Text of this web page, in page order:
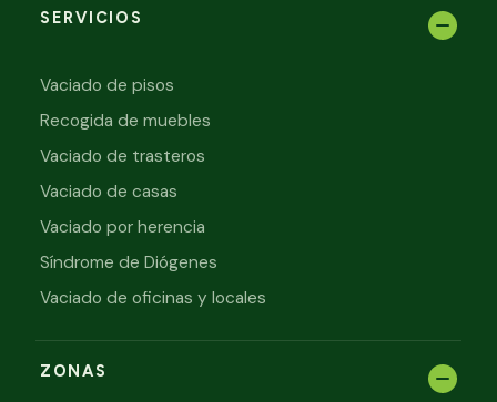
SERVICIOS
Vaciado de pisos
Recogida de muebles
Vaciado de trasteros
Vaciado de casas
Vaciado por herencia
Síndrome de Diógenes
Vaciado de oficinas y locales
ZONAS